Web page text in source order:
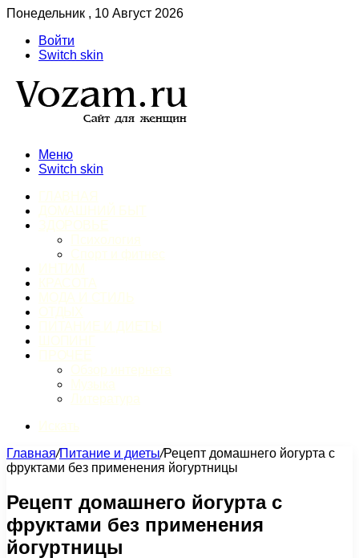
Понедельник , 10 Август 2026
Войти
Switch skin
Меню
Switch skin
Главная/Питание и диеты/Рецепт домашнего йогурта с
фруктами без применения йогуртницы
Рецепт домашнего йогурта с
фруктами без применения
йогуртницы